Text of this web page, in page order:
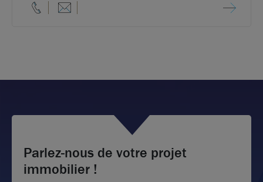
Parlez-nous de votre projet
immobilier !